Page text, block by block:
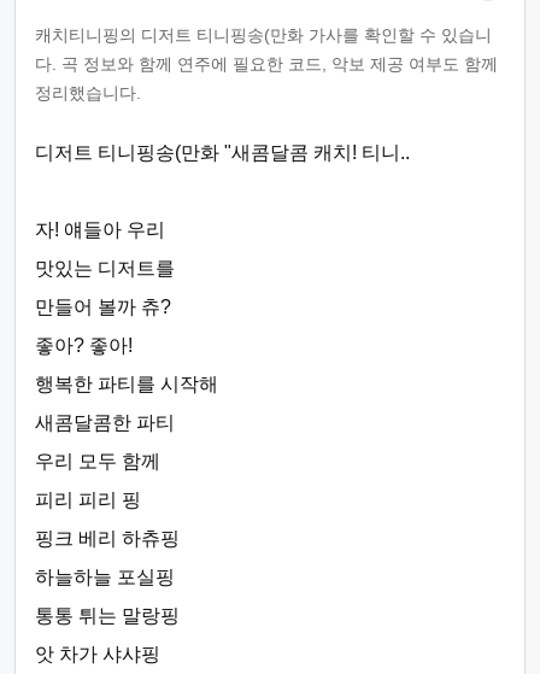
캐치티니핑의 디저트 티니핑송(만화 가사를 확인할 수 있습니
다. 곡 정보와 함께 연주에 필요한 코드, 악보 제공 여부도 함께
정리했습니다.
디저트 티니핑송(만화 "새콤달콤 캐치! 티니..
자! 얘들아 우리
맛있는 디저트를
만들어 볼까 츄?
좋아? 좋아!
행복한 파티를 시작해
새콤달콤한 파티
우리 모두 함께
피리 피리 핑
핑크 베리 하츄핑
하늘하늘 포실핑
통통 튀는 말랑핑
앗 차가 샤샤핑